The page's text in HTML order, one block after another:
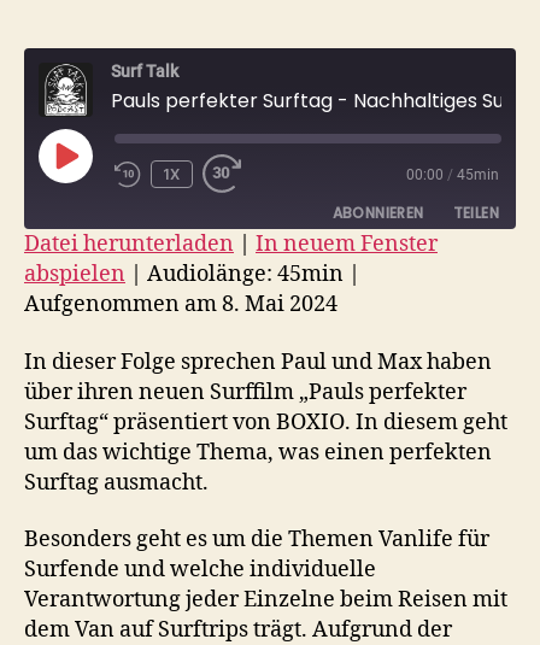
Surf Talk
PLAY
EPISODE
1X 00:00 / 45min
ABONNIEREN TEILEN
RSS FEED
TEILEN
EMBED
Datei herunterladen
In neuem Fenster
abspielen
Audiolänge: 45min
Aufgenommen am 8. Mai 2024
In dieser Folge sprechen Paul und Max haben
über ihren neuen Surffilm „Pauls perfekter
Surftag“ präsentiert von BOXIO. In diesem geht
um das wichtige Thema, was einen perfekten
Surftag ausmacht.
Besonders geht es um die Themen Vanlife für
Surfende und welche individuelle
Verantwortung jeder Einzelne beim Reisen mit
dem Van auf Surftrips trägt. Aufgrund der